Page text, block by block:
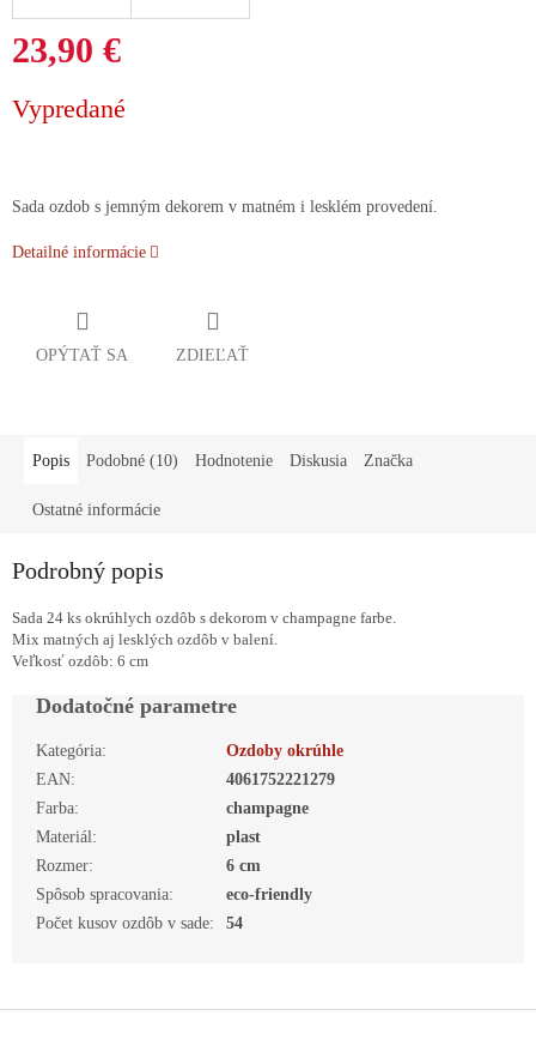
23,90 €
cena:
Vypredané
Sada ozdob s jemným dekorem v matném i lesklém provedení.
Detailné informácie
OPÝTAŤ SA ZDIEĽAŤ
Popis Podobné (10) Hodnotenie Diskusia Značka
Ostatné informácie
Podrobný popis
Sada 24 ks okrúhlych ozdôb s dekorom v champagne farbe.
Mix matných aj lesklých ozdôb v balení.
Veľkosť ozdôb: 6 cm
Dodatočné parametre
Kategória:
Ozdoby okrúhle
EAN:
4061752221279
Farba:
champagne
Materiál :
plast
Rozmer:
6 cm
Spôsob spracovania:
eco-friendly
Počet kusov ozdôb v sade: 54